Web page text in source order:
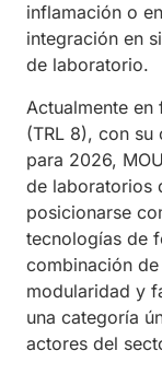
inflamación o
integración en
de laboratorio.
Actualmente
(TRL 8), con
para 2026,
de laboratorios
posicionarse
tecnologías de
combinación
modularidad y
una categoría
actores del